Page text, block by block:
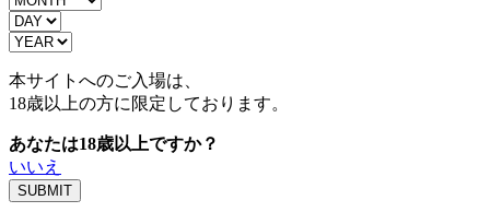
本サイトへのご入場は、
18歳以上の方に限定しております。
あなたは18歳以上ですか？
いいえ